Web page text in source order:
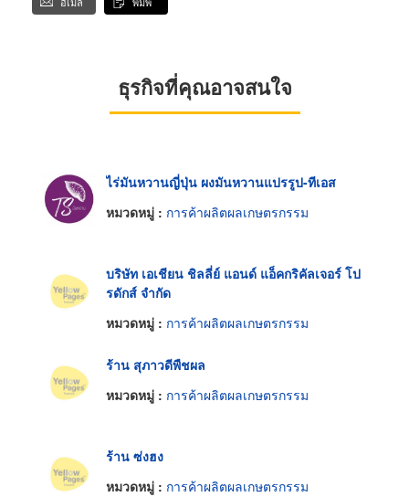
ธุรกิจที่คุณอาจสนใจ
ไร่มันหวานญี่ปุ่น ผงมันหวานแปรรูป-ทีเอส
หมวดหมู่ : การค้าผลิตผลเกษตรกรรม
บริษัท เอเชียน ชิลลี่ย์ แอนด์ แอ็คกริคัลเจอร์ โป
รดักส์ จำกัด
หมวดหมู่ : การค้าผลิตผลเกษตรกรรม
ร้าน สุภาวดีพืชผล
หมวดหมู่ : การค้าผลิตผลเกษตรกรรม
ร้าน ซ่งฮง
หมวดหมู่ : การค้าผลิตผลเกษตรกรรม